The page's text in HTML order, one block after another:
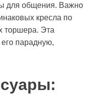
для общения. Важно
кресла по
торшера. Эта
парадную,